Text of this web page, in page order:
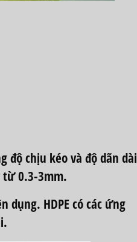
độ chịu kéo và độ dãn dài
từ 0.3-3mm.
HDPE có các ứng